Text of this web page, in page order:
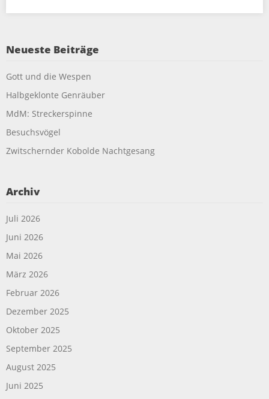
Neueste Beiträge
Gott und die Wespen
Halbgeklonte Genräuber
MdM: Streckerspinne
Besuchsvögel
Zwitschernder Kobolde Nachtgesang
Archiv
Juli 2026
Juni 2026
Mai 2026
März 2026
Februar 2026
Dezember 2025
Oktober 2025
September 2025
August 2025
Juni 2025